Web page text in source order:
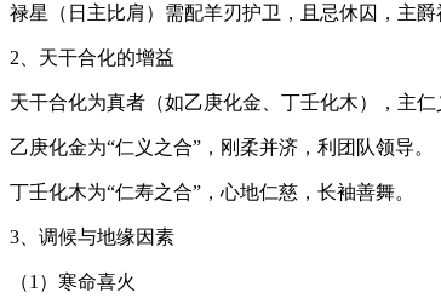
禄星（日主比肩）需配羊刃护卫，且忌休囚，主爵
2、天干合化的增益
天干合化为真者（如乙庚化金、丁壬化木），主仁
乙庚化金为“仁义之合”，刚柔并济，利团队领导。
丁壬化木为“仁寿之合”，心地仁慈，长袖善舞。
3、调候与地缘因素
（1）寒命喜火